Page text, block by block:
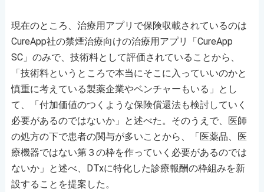
現在のところ、治療用アプリで保険収載されているのは
CureApp社の禁煙治療向けの治療用アプリ「CureApp
SC」のみで、技術料として評価されていることから、
「技術料というところで本当にそこに入っていいのかと
慎重に考えている製薬企業やベンチャーもいる」とし
て、「付加価値のつくような保険償還法も検討していく
必要があるのではないか」と述べた。そのうえで、医師
の処方の下で患者の関与が多いことから、「医薬品、医
療機器ではない第３の枠を作っていく必要があるのでは
ないか」と述べ、DTxに特化した診療報酬の枠組みを新
設することを提案した。